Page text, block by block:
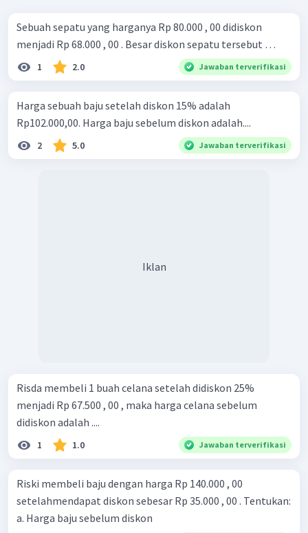
Sebuah sepatu yang harganya Rp 80.000 , 00 didiskon
menjadi Rp 68.000 , 00 . Besar diskon sepatu tersebut …
1 2.0 Jawaban terverifikasi
Harga sebuah baju setelah diskon 15% adalah
Rp102.000,00. Harga baju sebelum diskon adalah....
2 5.0 Jawaban terverifikasi
Iklan
Risda membeli 1 buah celana setelah didiskon 25%
menjadi Rp 67.500 , 00 , maka harga celana sebelum
didiskon adalah ....
1 1.0 Jawaban terverifikasi
Riski membeli baju dengan harga Rp 140.000 , 00
setelahmendapat diskon sebesar Rp 35.000 , 00 . Tentukan:
a. Harga baju sebelum diskon